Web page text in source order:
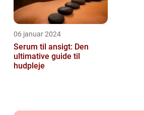
06 januar 2024
Serum til ansigt: Den
ultimative guide til
hudpleje